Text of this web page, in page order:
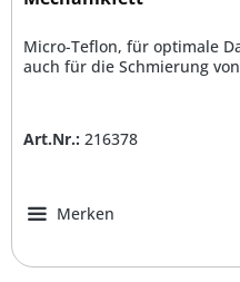
Micro-Teflon, für optimale
auch für die Schmierung
Art.Nr.: 216378
Merken